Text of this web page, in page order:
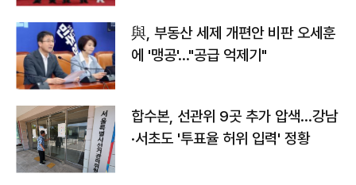
與, 부동산 세제 개편안 비판 오세훈
에 '맹공'…"공급 억제기"
합수본, 선관위 9곳 추가 압색…강남
·서초도 '투표율 허위 입력' 정황